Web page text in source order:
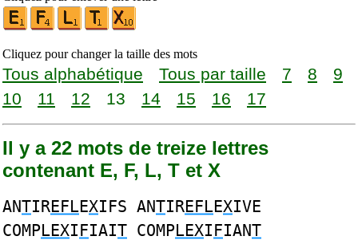
Cliquez pour changer la taille des mots
Tous alphabétique Tous par taille 7 8
9
10
11 12 13 14 15 16 17
Il y a 22 mots de treize lettres
contenant E, F, L, T et X
ANTIREFLEXIFS ANTIREFLEXIVE
COMPLEXIFIAIT COMPLEXIFIANT